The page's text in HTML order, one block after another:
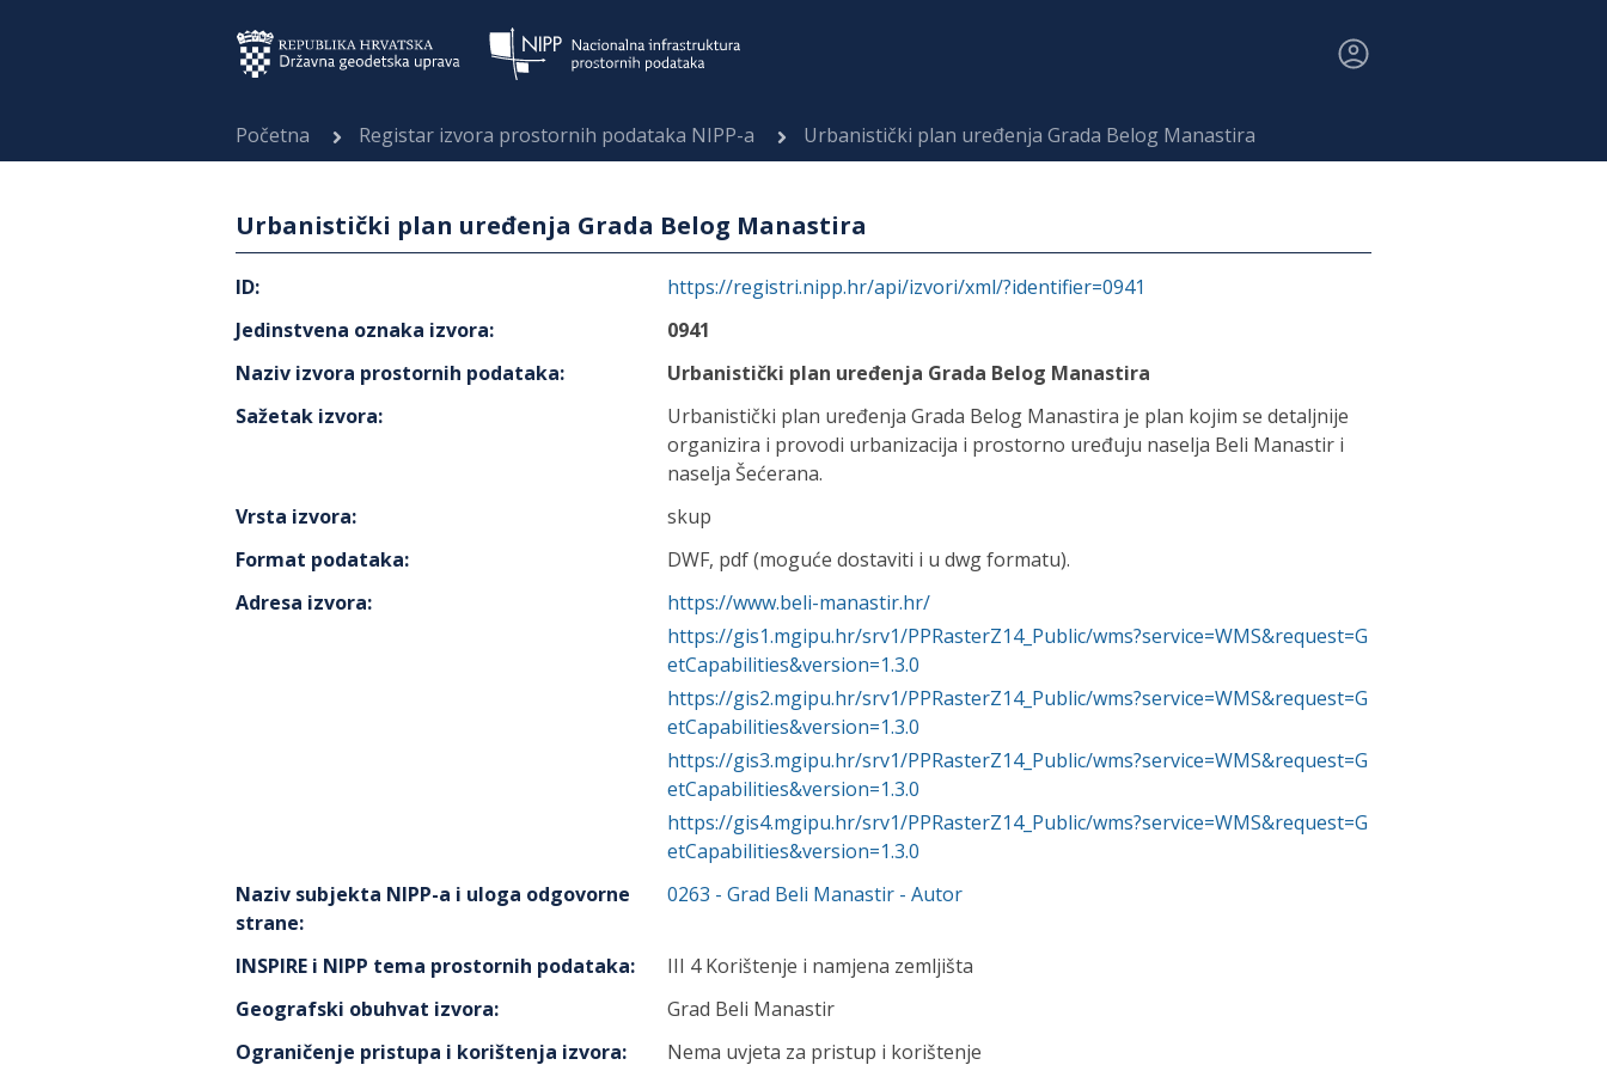
Početna Registar izvora prostornih podataka NIPP-a Urbanistički plan uređenja Grada Belog Manastira
Urbanistički plan uređenja Grada Belog Manastira
ID:
https://registri.nipp.hr/api/izvori/xml/?identifier=0941
Jedinstvena oznaka izvora:
0941
Naziv izvora prostornih podataka:
Urbanistički plan uređenja Grada Belog Manastira
Sažetak izvora:
Urbanistički plan uređenja Grada Belog Manastira je plan kojim se detaljnije
organizira i provodi urbanizacija i prostorno uređuju naselja Beli Manastir i
naselja Šećerana.
Vrsta izvora:
skup
Format podataka:
DWF, pdf (moguće dostaviti i u dwg formatu).
Adresa izvora:
https://www.beli-manastir.hr/
https://gis1.mgipu.hr/srv1/PPRasterZ14_Public/wms?service=WMS&request=G
etCapabilities&version=1.3.0
https://gis2.mgipu.hr/srv1/PPRasterZ14_Public/wms?service=WMS&request=G
etCapabilities&version=1.3.0
https://gis3.mgipu.hr/srv1/PPRasterZ14_Public/wms?service=WMS&request=G
etCapabilities&version=1.3.0
https://gis4.mgipu.hr/srv1/PPRasterZ14_Public/wms?service=WMS&request=G
etCapabilities&version=1.3.0
Naziv subjekta NIPP-a i uloga odgovorne
strane:
0263 - Grad Beli Manastir - Autor
INSPIRE i NIPP tema prostornih podataka:
III 4 Korištenje i namjena zemljišta
Geografski obuhvat izvora:
Grad Beli Manastir
Ograničenje pristupa i korištenja izvora: Nema uvjeta za pristup i korištenje